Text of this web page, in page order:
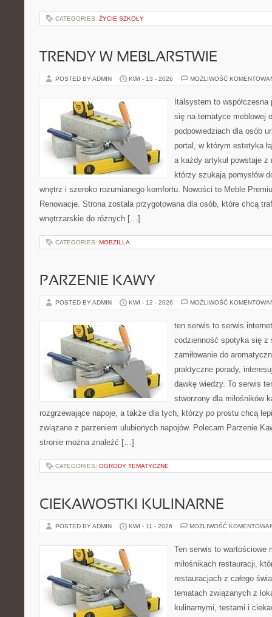
CATEGORIES: ŻYCIE SZKOŁY
TRENDY W MEBLARSTWIE
POSTED BY ADMIN KWI - 13 - 2026 MOŻLIWOŚĆ
Italsystem to
się na tematyce meblowej
podpowiedziach dla osób
portal, w którym estetyka
a każdy artykuł powstaje
którzy szukają pomysłów
wnętrz i szeroko rozumianego komfortu. Nowości to Meble
Renowacje. Strona została przygotowana dla osób, które chcą
wnętrzarskie do różnych […]
CATEGORIES: MOBZILLA
PARZENIE KAWY
POSTED BY ADMIN KWI - 12 - 2026 MOŻLIWOŚĆ
ten serwis to serwis
codzienność spotyka się z
zamiłowanie do
praktyczne porady,
dawkę wiedzy. To serwis
stworzony dla miłośników
rozgrzewające napoje, a także dla tych, którzy po prostu chcą
związane z parzeniem ulubionych napojów. Polecam Parzenie
stronie można znaleźć […]
CATEGORIES: OGRODY TEMATYCZNE
CIEKAWOSTKI KULINARNE
POSTED BY ADMIN KWI - 11 - 2026 MOŻLIWOŚĆ
Ten serwis to wartościowe
miłośnikach restauracji,
restauracjach z całego
tematach związanych z
kulinarnymi, testami i